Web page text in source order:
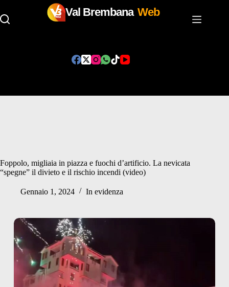
Val Brembana Web
Foppolo, migliaia in piazza e fuochi d’artificio. La nevicata
“spegne” il divieto e il rischio incendi (video)
Gennaio 1, 2024 In evidenza